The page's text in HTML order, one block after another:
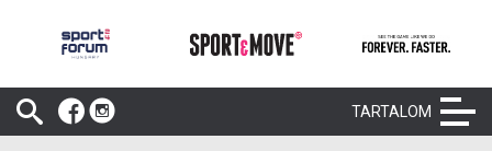
TARTALOM